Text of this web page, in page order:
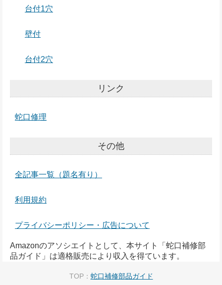
台付1穴
壁付
台付2穴
リンク
蛇口修理
その他
全記事一覧（題名有り）
利用規約
プライバシーポリシー・広告について
Amazonのアソシエイトとして、本サイト「蛇口補修部
品ガイド」は適格販売により収入を得ています。
TOP： 蛇口補修部品ガイド